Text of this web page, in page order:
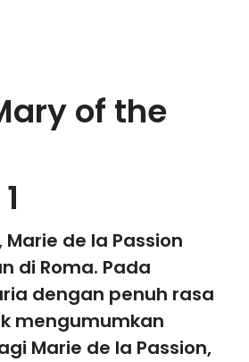
of the
de la Passion
di Roma. Pada
dengan penuh rasa
mengumumkan
Marie de la Passion,